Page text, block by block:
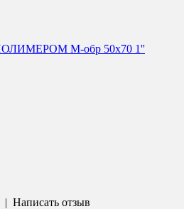
| Написать отзыв